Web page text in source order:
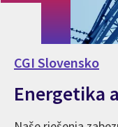
CGI Slovensko
Energetika